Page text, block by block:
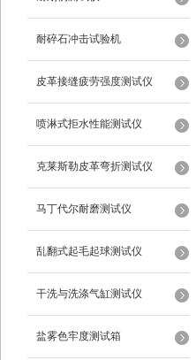
耐碎石冲击试验机
皮革接缝疲劳强度测试仪
喷淋式拒水性能测试仪
克莱斯勒皮革弯折测试仪
马丁代尔耐磨测试仪
乱翻式起毛起球测试仪
干洗与洗涤气缸测试仪
盐雾色牢度测试箱